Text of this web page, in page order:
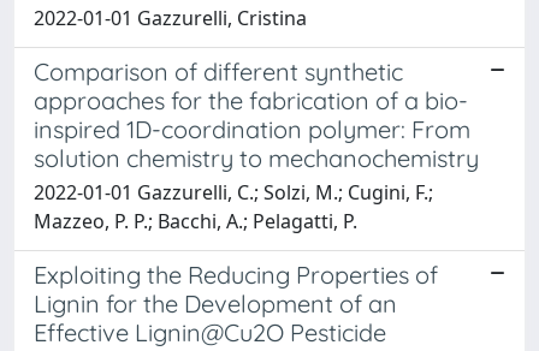
2022-01-01 Gazzurelli, Cristina
Comparison of different synthetic
approaches for the fabrication of a bio-
inspired 1D-coordination polymer: From
solution chemistry to mechanochemistry
2022-01-01 Gazzurelli, C.; Solzi, M.; Cugini, F.;
Mazzeo, P. P.; Bacchi, A.; Pelagatti, P.
Exploiting the Reducing Properties of
Lignin for the Development of an
Effective Lignin@Cu2O Pesticide